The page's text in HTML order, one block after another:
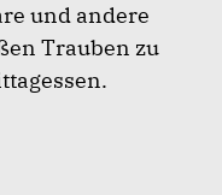
und andere
Trauben zu